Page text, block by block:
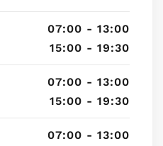
07:00 - 13:00
15:00 - 19:30
07:00 - 13:00
15:00 - 19:30
07:00 - 13:00